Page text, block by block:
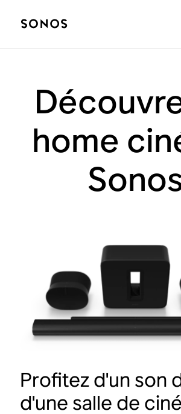
home
Profitez d'un son
d'une salle de